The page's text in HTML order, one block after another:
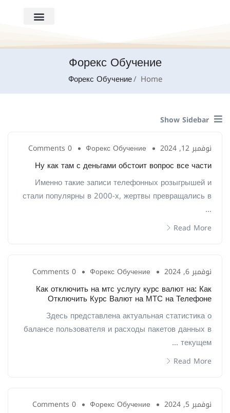
Форекс Обучение
Home
Форекс Обучение
نوفمبر 12, 2024 Форекс Обучение
0 Comments
Ну как там с деньгами обстоит вопрос все части
Именно такие записи телефонных розыгрышей и
стали популярны в 2000-х, жертвы превращались в
...
Read More
نوفمبر 6, 2024 Форекс Обучение
0 Comments
Как отключить на мтс услугу курс валют на: Как
Отключить Курс Валют на МТС на Телефоне
Здесь представлена актуальная статистика о
балансе пользователя и расходы пакетов данных в
текущем ...
Read More
نوفمبر 5, 2024 Форекс Обучение
0 Comments